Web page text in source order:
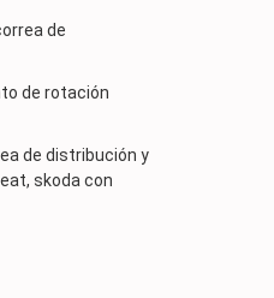
de
de rotación
de distribución y
skoda con